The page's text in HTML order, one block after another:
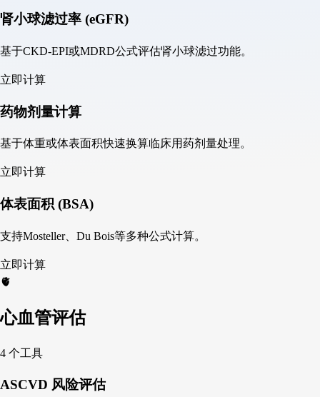
肾小球滤过率 (eGFR)
基于CKD-EPI或MDRD公式评估肾小球滤过功能。
立即计算
药物剂量计算
基于体重或体表面积快速换算临床用药剂量处理。
立即计算
体表面积 (BSA)
支持Mosteller、Du Bois等多种公式计算。
立即计算
🫀
心血管评估
4 个工具
ASCVD 风险评估